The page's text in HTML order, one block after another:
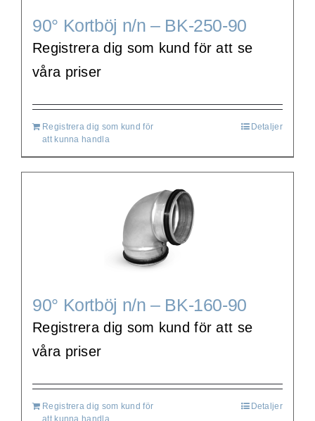
90° Kortböj n/n – BK-250-90
Registrera dig som kund för att se
våra priser
Registrera dig som kund för
att kunna handla
Detaljer
90° Kortböj n/n – BK-160-90
Registrera dig som kund för att se
våra priser
Registrera dig som kund för
att kunna handla
Detaljer